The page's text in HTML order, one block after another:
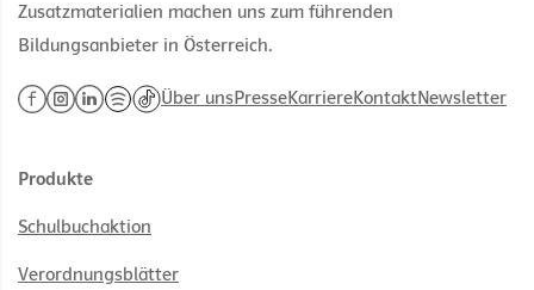
Zusatzmaterialien machen uns zum führenden
Bildungsanbieter in Österreich.
Über unsPresseKarriereKontaktNewsletter
Produkte
Schulbuchaktion
Verordnungsblätter